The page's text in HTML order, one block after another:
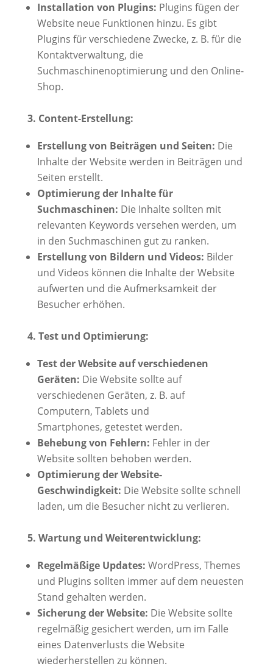
Installation von Plugins: Plugins fügen der
Website neue Funktionen hinzu. Es gibt
Plugins für verschiedene Zwecke, z. B. für die
Kontaktverwaltung, die
Suchmaschinenoptimierung und den Online-
Shop.
3. Content-Erstellung:
Erstellung von Beiträgen und Seiten: Die
Inhalte der Website werden in Beiträgen und
Seiten erstellt.
Optimierung der Inhalte für
Suchmaschinen: Die Inhalte sollten mit
relevanten Keywords versehen werden, um
in den Suchmaschinen gut zu ranken.
Erstellung von Bildern und Videos: Bilder
und Videos können die Inhalte der Website
aufwerten und die Aufmerksamkeit der
Besucher erhöhen.
4. Test und Optimierung:
Test der Website auf verschiedenen
Geräten: Die Website sollte auf
verschiedenen Geräten, z. B. auf
Computern, Tablets und
Smartphones, getestet werden.
Behebung von Fehlern: Fehler in der
Website sollten behoben werden.
Optimierung der Website-
Geschwindigkeit: Die Website sollte schnell
laden, um die Besucher nicht zu verlieren.
5. Wartung und Weiterentwicklung:
Regelmäßige Updates: WordPress, Themes
und Plugins sollten immer auf dem neuesten
Stand gehalten werden.
Sicherung der Website: Die Website sollte
regelmäßig gesichert werden, um im Falle
eines Datenverlusts die Website
wiederherstellen zu können.